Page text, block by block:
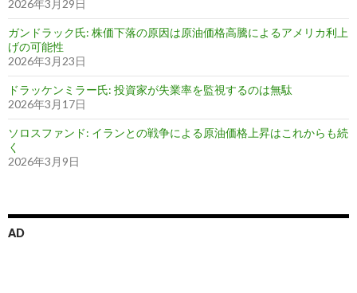
2026年3月29日
ガンドラック氏: 株価下落の原因は原油価格高騰によるアメリカ利上
げの可能性
2026年3月23日
ドラッケンミラー氏: 投資家が失業率を監視するのは無駄
2026年3月17日
ソロスファンド: イランとの戦争による原油価格上昇はこれからも続
く
2026年3月9日
AD